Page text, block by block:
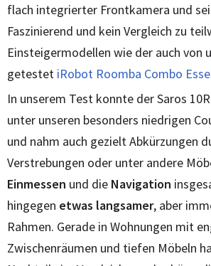
flach integrierter Frontkamera und
Faszinierend und kein Vergleich zu
Einsteigermodellen wie der auch von
getestet iRobot Roomba Combo
In unserem Test konnte der Saros
unter unseren besonders niedrigen
und nahm auch gezielt Abkürzungen
Verstrebungen oder unter andere
Einmessen und die Navigation
hingegen etwas langsamer, aber
Rahmen. Gerade in Wohnungen mit
Zwischenräumen und tiefen Möbeln